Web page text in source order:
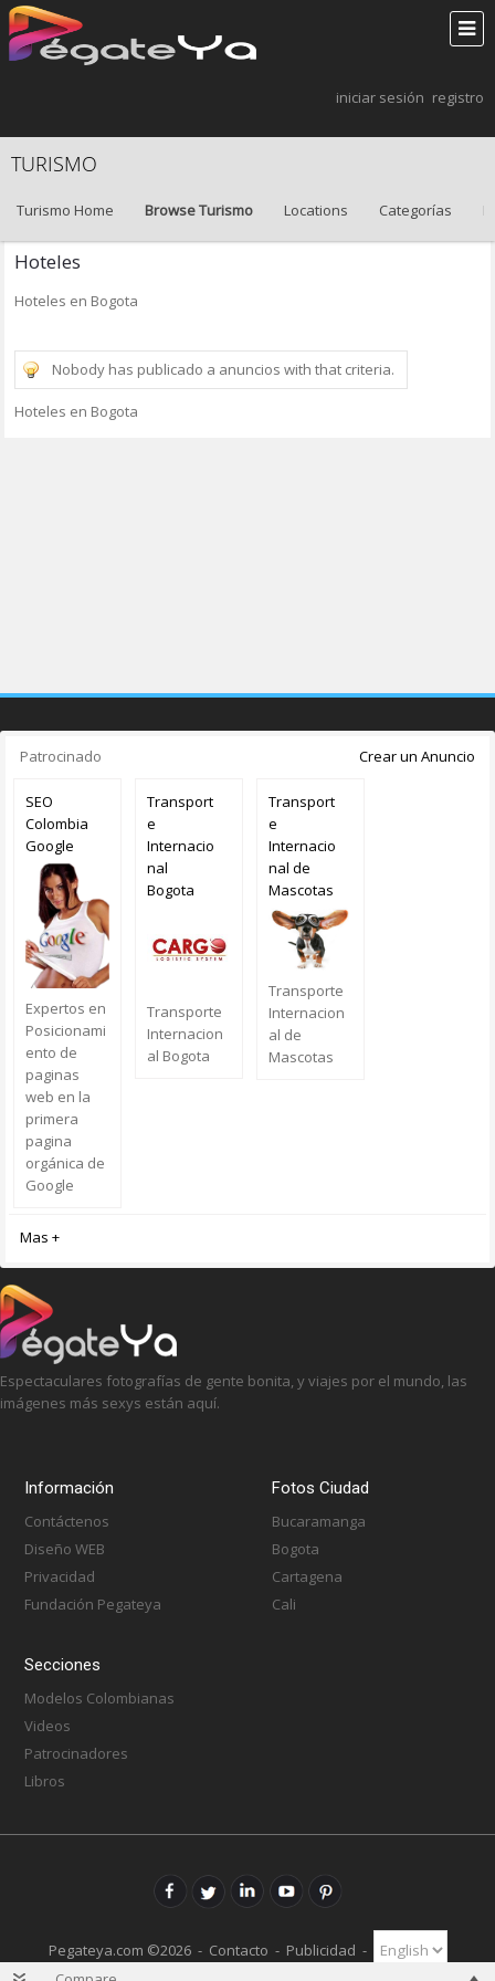
iniciar sesión registro
TURISMO
Turismo Home Browse Turismo Locations Categorías
Hoteles
Hoteles en Bogota
Nobody has publicado a anuncios with that criteria.
Hoteles en Bogota
Patrocinado Crear un Anuncio
SEO
Colombia
Google
Expertos en
Posicionami
ento de
paginas
web en la
primera
pagina
orgánica de
Google
Transport
e
Internacio
nal
Bogota
Transporte
Internacion
al Bogota
Transport
e
Internacio
nal de
Mascotas
Transporte
Internacion
al de
Mascotas
Mas +
Espectaculares fotografías de gente bonita, y viajes por el mundo, las
imágenes más sexys están aquí.
Información
Contáctenos
Diseño WEB
Privacidad
Fundación Pegateya
Fotos Ciudad
Bucaramanga
Bogota
Cartagena
Cali
Secciones
Modelos Colombianas
Videos
Patrocinadores
Libros
Pegateya.com ©2026 - Contacto - Publicidad -